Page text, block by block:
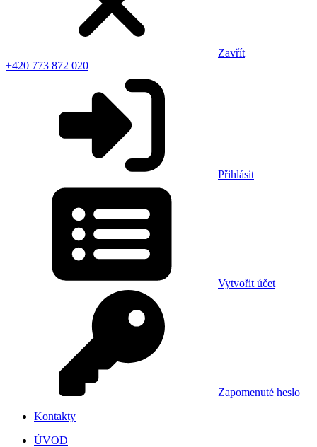
Zavřít
+420 773 872 020
Přihlásit
Vytvořit účet
Zapomenuté heslo
Kontakty
ÚVOD